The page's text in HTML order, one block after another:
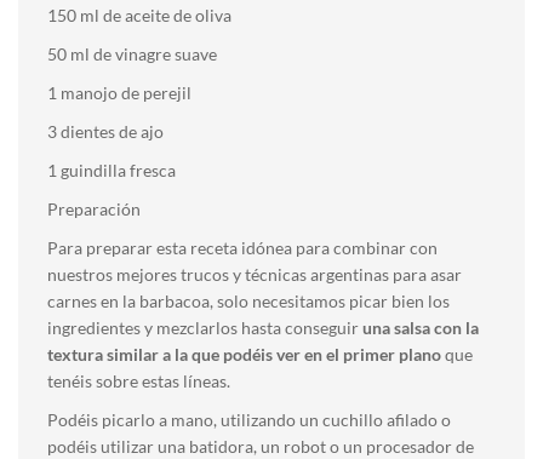
150 ml de aceite de oliva
50 ml de vinagre suave
1 manojo de perejil
3 dientes de ajo
1 guindilla fresca
Preparación
Para preparar esta receta idónea para combinar con
nuestros mejores trucos y técnicas argentinas para asar
carnes en la barbacoa, solo necesitamos picar bien los
ingredientes y mezclarlos hasta conseguiruna salsa con la
textura similar a la que podéis ver en el primer planoque
tenéis sobre estas líneas.
Podéis picarlo a mano, utilizando un cuchillo afilado o
podéis utilizar una batidora, un robot o un procesador de